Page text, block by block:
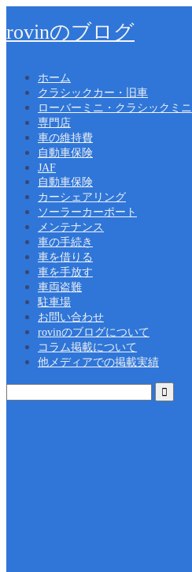
rovinのブログ
ホーム
クラシックカー・旧車
ローバーミニ・クラシックミニ
専門店
車の維持費
自動車保険
JAF
自動車保険
カーシェアリング
ソーラーカーポート
メンテナンス
車の手続き
車を借りる
車を手放す
車両盗難
駐車場
お問い合わせ
rovinのブログについて
コラム掲載について
他メディアでの掲載実績